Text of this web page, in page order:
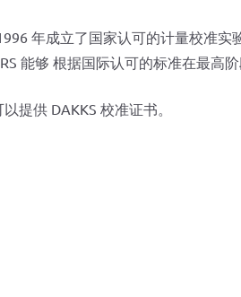
年成立了国家认可的计量校准
能够 根据国际认可的标准在最高阶
提供 DAKKS 校准证书。